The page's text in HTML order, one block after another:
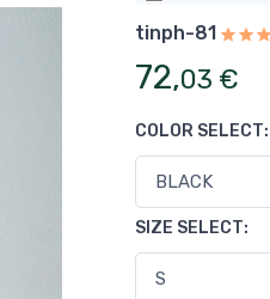
tinph-81
72,03 €
COLOR SELECT:
SIZE SELECT: